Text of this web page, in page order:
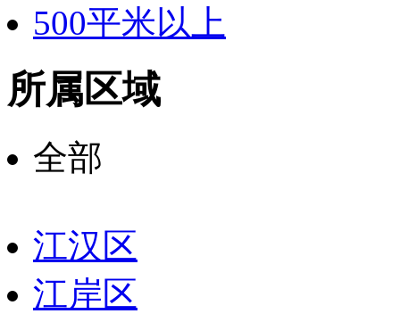
500平米以上
所属区域
全部
江汉区
江岸区